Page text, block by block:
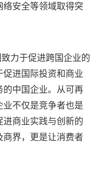
安全等领域取得突
力于促进跨国企业的
进国际投资和商业
中国企业。从可再
不仅是竞争者也是
商业实践与创新的
界，更是让消费者